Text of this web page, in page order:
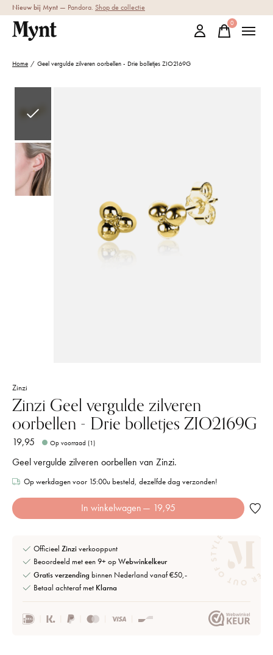
Nieuw bij Mynt — Pandora. Shop de collectie
0items
Home / Geel vergulde zilveren oorbellen - Drie bolletjes ZIO2169G
Zinzi
Zinzi Geel vergulde zilveren
oorbellen - Drie bolletjes ZIO2169G
19,95 Op voorraad (1)
Geel vergulde zilveren oorbellen van Zinzi.
Op werkdagen voor 15:00u besteld, dezelfde dag verzonden!
In winkelwagen — 19,95
Officieel Zinziverkooppunt
Beoordeeld met een 9+ opWebwinkelkeur
Gratis verzending binnen Nederland vanaf €50,-
Betaal achteraf met Klarna